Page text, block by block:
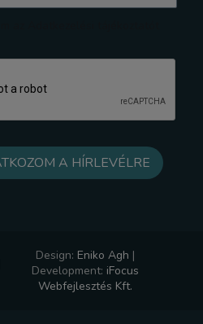
Design: Eniko Agh |
Development: iFocus
Webfejlesztés Kft.